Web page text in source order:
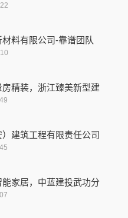
料有限公司-靠谱团队
精装，浙江臻美新型建
建筑工程有限责任公司
能家居，中蓝建投武功分